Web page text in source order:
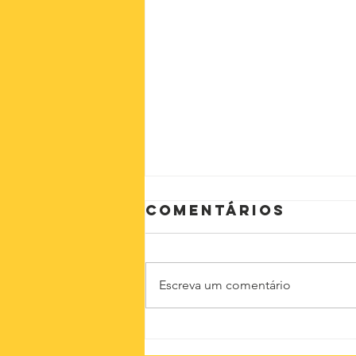
Comentários
Escreva um comentário